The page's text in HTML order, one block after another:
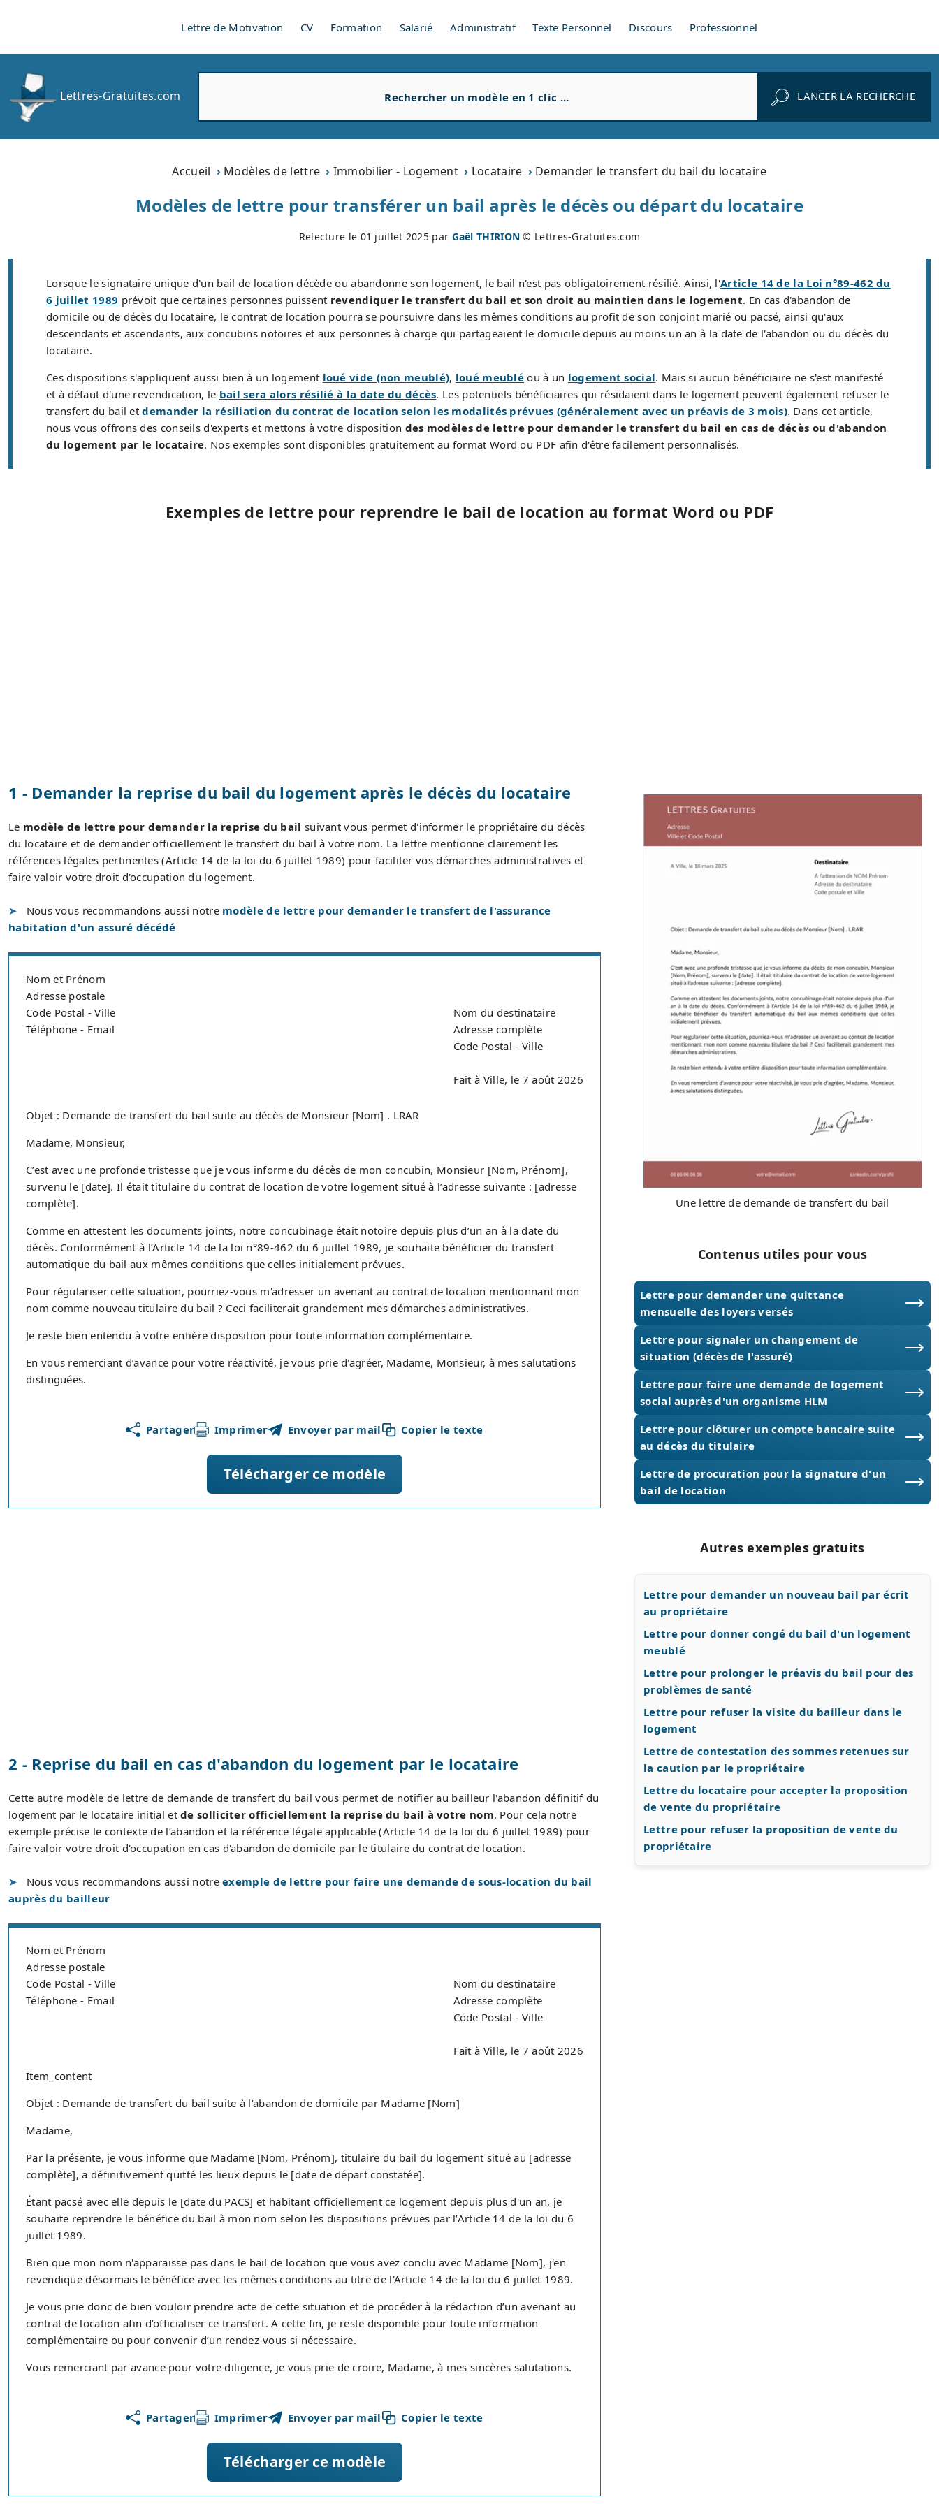
Lettre de Motivation CV Formation Salarié Administratif Texte Personnel Discours Professionnel
Lettres-Gratuites.com
r
h
e
LANCER LA RECHERCHE
Accueil Modèles de lettre Immobilier - Logement Locataire Demander le transfert du bail du locataire
Modèles de lettre pour transférer un bail après le décès ou départ du locataire
Relecture le 01 juillet 2025 par Gaël THIRION © Lettres-Gratuites.com
Lorsque le signataire unique d'un bail de location décède ou abandonne son logement, le bail n'est pas obligatoirement résilié. Ainsi, l'Article 14 de la Loi n°89-462 du
6 juillet 1989 prévoit que certaines personnes puissent revendiquer le transfert du bail et son droit au maintien dans le logement. En cas d'abandon de
domicile ou de décès du locataire, le contrat de location pourra se poursuivre dans les mêmes conditions au profit de son conjoint marié ou pacsé, ainsi qu'aux
descendants et ascendants, aux concubins notoires et aux personnes à charge qui partageaient le domicile depuis au moins un an à la date de l'abandon ou du décès du
locataire.
Ces dispositions s'appliquent aussi bien à un logement loué vide (non meublé), loué meublé ou à un logement social. Mais si aucun bénéficiaire ne s'est manifesté
et à défaut d'une revendication, le bail sera alors résilié à la date du décès. Les potentiels bénéficiaires qui résidaient dans le logement peuvent également refuser le
transfert du bail etdemander la résiliation du contrat de location selon les modalités prévues (généralement avec un préavis de 3 mois). Dans cet article,
nous vous offrons des conseils d'experts et mettons à votre disposition des modèles de lettre pour demander le transfert du bail en cas de décès ou d'abandon
du logement par le locataire. Nos exemples sont disponibles gratuitement au format Word ou PDF afin d'être facilement personnalisés.
Exemples de lettre pour reprendre le bail de location au format Word ou PDF
1 - Demander la reprise du bail du logement après le décès du locataire
Le modèle de lettre pour demander la reprise du bail suivant vous permet d'informer le propriétaire du décès
du locataire et de demander officiellement le transfert du bail à votre nom. La lettre mentionne clairement les
références légales pertinentes (Article 14 de la loi du 6 juillet 1989) pour faciliter vos démarches administratives et
faire valoir votre droit d'occupation du logement.
Nous vous recommandons aussi notre modèle de lettre pour demander le transfert de l'assurance
habitation d'un assuré décédé
Nom et Prénom
Adresse postale
Code Postal - Ville
Téléphone - Email
Nom du destinataire
Adresse complète
Code Postal - Ville
Fait à Ville, le 7 août 2026
Objet : Demande de transfert du bail suite au décès de Monsieur [Nom] . LRAR
Madame, Monsieur,
C’est avec une profonde tristesse que je vous informe du décès de mon concubin, Monsieur [Nom, Prénom],
survenu le [date]. Il était titulaire du contrat de location de votre logement situé à l’adresse suivante : [adresse
complète].
Comme en attestent les documents joints, notre concubinage était notoire depuis plus d’un an à la date du
décès. Conformément à l’Article 14 de la loi n°89-462 du 6 juillet 1989, je souhaite bénéficier du transfert
automatique du bail aux mêmes conditions que celles initialement prévues.
Pour régulariser cette situation, pourriez-vous m'adresser un avenant au contrat de location mentionnant mon
nom comme nouveau titulaire du bail ? Ceci faciliterait grandement mes démarches administratives.
Je reste bien entendu à votre entière disposition pour toute information complémentaire.
En vous remerciant d’avance pour votre réactivité, je vous prie d'agréer, Madame, Monsieur, à mes salutations
distinguées.
Partager Imprimer Envoyer par mail Copier le texte
Télécharger ce modèle
2 - Reprise du bail en cas d'abandon du logement par le locataire
Cette autre modèle de lettre de demande de transfert du bail vous permet de notifier au bailleur l'abandon définitif du
logement par le locataire initial etde solliciter officiellement la reprise du bail à votre nom. Pour cela notre
exemple précise le contexte de l’abandon et la référence légale applicable (Article 14 de la loi du 6 juillet 1989) pour
faire valoir votre droit d'occupation en cas d'abandon de domicile par le titulaire du contrat de location.
Nous vous recommandons aussi notreexemple de lettre pour faire une demande de sous-location du bail
auprès du bailleur
Nom et Prénom
Adresse postale
Code Postal - Ville
Téléphone - Email
Nom du destinataire
Adresse complète
Code Postal - Ville
Fait à Ville, le 7 août 2026
Item_content
Objet : Demande de transfert du bail suite à l’abandon de domicile par Madame [Nom]
Madame,
Par la présente, je vous informe que Madame [Nom, Prénom], titulaire du bail du logement situé au [adresse
complète], a définitivement quitté les lieux depuis le [date de départ constatée].
Étant pacsé avec elle depuis le [date du PACS] et habitant officiellement ce logement depuis plus d'un an, je
souhaite reprendre le bénéfice du bail à mon nom selon les dispositions prévues par l’Article 14 de la loi du 6
juillet 1989.
Bien que mon nom n'apparaisse pas dans le bail de location que vous avez conclu avec Madame [Nom], j'en
revendique désormais le bénéfice avec les mêmes conditions au titre de l'Article 14 de la loi du 6 juillet 1989.
Je vous prie donc de bien vouloir prendre acte de cette situation et de procéder à la rédaction d’un avenant au
contrat de location afin d’officialiser ce transfert. A cette fin, je reste disponible pour toute information
complémentaire ou pour convenir d’un rendez-vous si nécessaire.
Vous remerciant par avance pour votre diligence, je vous prie de croire, Madame, à mes sincères salutations.
Partager Imprimer Envoyer par mail Copier le texte
Télécharger ce modèle
Une lettre de demande de transfert du bail
Contenus utiles pour vous
Lettre pour demander une quittance
mensuelle des loyers versés
Lettre pour signaler un changement de
situation (décès de l'assuré)
Lettre pour faire une demande de logement
social auprès d'un organisme HLM
Lettre pour clôturer un compte bancaire suite
au décès du titulaire
Lettre de procuration pour la signature d'un
bail de location
Autres exemples gratuits
Lettre pour demander un nouveau bail par écrit
au propriétaire
Lettre pour donner congé du bail d'un logement
meublé
Lettre pour prolonger le préavis du bail pour des
problèmes de santé
Lettre pour refuser la visite du bailleur dans le
logement
Lettre de contestation des sommes retenues sur
la caution par le propriétaire
Lettre du locataire pour accepter la proposition
de vente du propriétaire
Lettre pour refuser la proposition de vente du
propriétaire